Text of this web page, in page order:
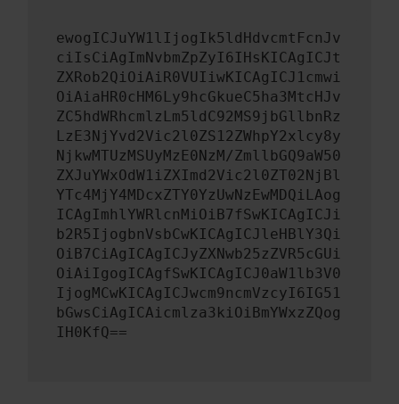
ewogICJuYW1lIjogIk5ldHdvcmtFcnJv
ciIsCiAgImNvbmZpZyI6IHsKICAgICJt
ZXRob2QiOiAiR0VUIiwKICAgICJ1cmwi
OiAiaHR0cHM6Ly9hcGkueC5ha3MtcHJv
ZC5hdWRhcmlzLm5ldC92MS9jbGllbnRz
LzE3NjYvd2Vic2l0ZS12ZWhpY2xlcy8y
NjkwMTUzMSUyMzE0NzM/ZmllbGQ9aW50
ZXJuYWxOdW1iZXImd2Vic2l0ZT02NjBl
YTc4MjY4MDcxZTY0YzUwNzEwMDQiLAog
ICAgImhlYWRlcnMiOiB7fSwKICAgICJi
b2R5IjogbnVsbCwKICAgICJleHBlY3Qi
OiB7CiAgICAgICJyZXNwb25zZVR5cGUi
OiAiIgogICAgfSwKICAgICJ0aW1lb3V0
IjogMCwKICAgICJwcm9ncmVzcyI6IG51
bGwsCiAgICAicmlza3kiOiBmYWxzZQog
IH0KfQ==